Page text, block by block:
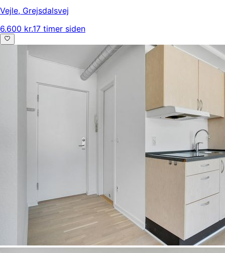
Vejle, Grejsdalsvej
6.600 kr.17 timer siden